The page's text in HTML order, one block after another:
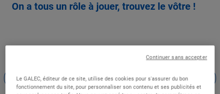
On a tous un rôle à jouer, trouvez le vôtre !
Au plus proche de nos
Fonctions
Le GALEC, éditeur de ce site, utilise des cookies pour s'assurer du bon
fonctionnement du site, pour personnaliser son contenu et ses publicités et
Continuer sans accepter